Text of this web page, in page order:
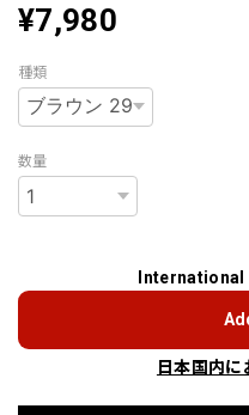
¥7,980
種類
数量
日本国内